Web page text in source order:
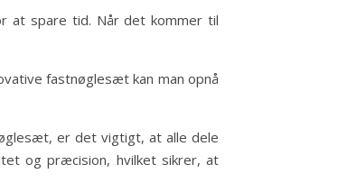
at spare tid. Når det kommer til
fastnøglesæt kan man opnå
er det vigtigt, at alle dele
og præcision, hvilket sikrer, at